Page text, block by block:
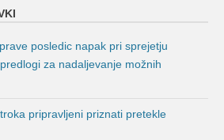
posledic napak pri sprejetju
za nadaljevanje možnih
pripravljeni priznati pretekle